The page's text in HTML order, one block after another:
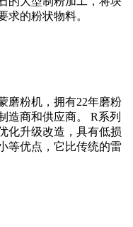
求的粉状物料。
磨粉机，拥有22年磨粉
造商和供应商。 R系列
化升级改造，具有低损
等优点，它比传统的雷